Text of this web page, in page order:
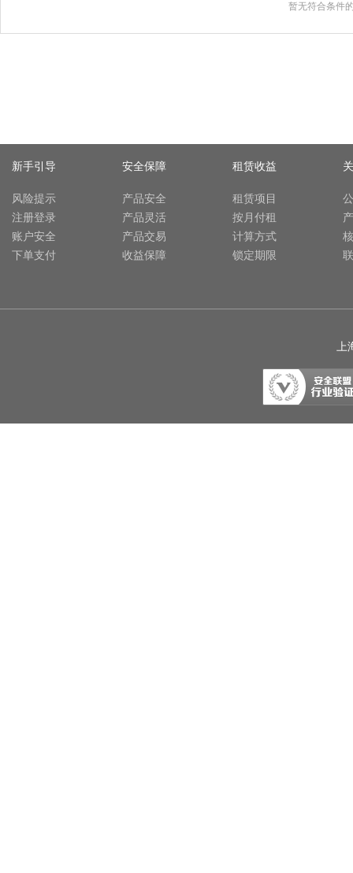
暂无符合条件
新手引导
风险提示
注册登录
账户安全
下单支付
安全保障
产品安全
产品灵活
产品交易
收益保障
租赁收益
租赁项目
按月付租
计算方式
锁定期限